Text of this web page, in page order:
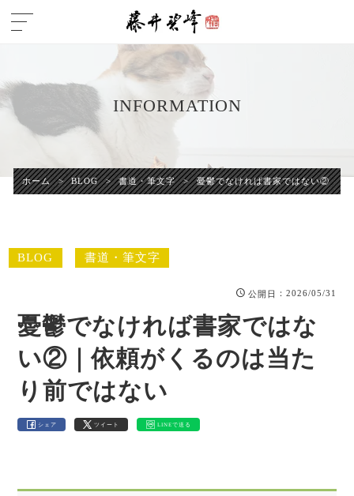
INFORMATION
ホーム > BLOG > 書道・筆文字 > 憂鬱でなければ書家ではない②｜依
BLOG 書道・筆文字
公開日 ：2026/05/31
憂鬱でなければ書家ではな
い②｜依頼がくるのは当た
り前ではない
シェア ツイート LINEで送る